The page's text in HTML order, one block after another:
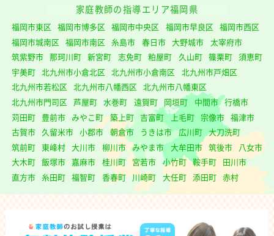
家庭教師の指導エリア福岡県
福岡市東区 福岡市博多区 福岡市中央区 福岡市早良区 福岡市西区
福岡市城南区 福岡市南区 糸島市 春日市 大野城市 太宰府市
筑紫野市 那珂川町 新宮町 志免町 粕屋町 久山町 篠栗町 須恵町
宇美町 北九州市小倉北区 北九州市小倉南区
北九州市戸畑区
北九州市若松区 北九州市八幡西区 北九州市八幡東区
北九州市門司区 芦屋町 水巻町 遠賀町 岡垣町 中間市 行橋市
苅田町 豊前市 みやこ町 築上町 吉富町 上毛町 宗像市 福津市
古賀市 久留米市 小郡市 朝倉市 うきは市 広川町 大刀洗町
筑前町 東峰村 大川市 柳川市 みやま市 大牟田市 筑後市
八女市
大木町 飯塚市 嘉麻市 桂川町 宮若市 小竹町 鞍手町 田川市
直方市 糸田町 福智町 香春町 川崎町 大任町 添田町 赤村